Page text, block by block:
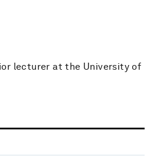
lecturer at the University of